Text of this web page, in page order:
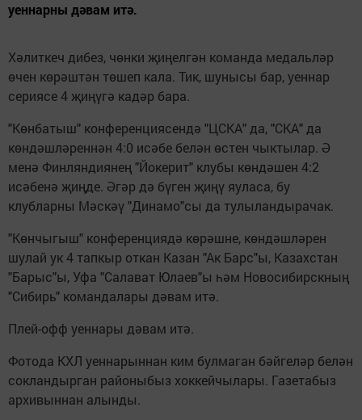
уеннарны дәвам итә.
Хәлиткеч дибез, чөнки җиңелгән команда медальләр
өчен көрәштән төшеп кала. Тик, шунысы бар, уеннар
сериясе 4 җиңүгә кадәр бара.
"Көнбатыш" конференциясендә "ЦСКА" да, "СКА" да
көндәшләреннән 4:0 исәбе белән өстен чыктылар. Ә
менә Финляндиянең "Йокерит" клубы көндәшен 4:2
исәбенә җиңде. Әгәр дә бүген җиңү яуласа, бу
клубларны Мәскәү "Динамо"сы да тулыландырачак.
"Көнчыгыш" конференциядә көрәшне, көндәшләрен
шулай ук 4 тапкыр откан Казан "Ак Барс"ы, Казахстан
"Барыс"ы, Уфа "Салават Юлаев"ы һәм Новосибирскның
"Сибирь" командалары дәвам итә.
Плей-офф уеннары дәвам итә.
Фотода КХЛ уеннарыннан ким булмаган бәйгеләр белән
сокландырган районыбыз хоккейчылары. Газетабыз
архивыннан алынды.